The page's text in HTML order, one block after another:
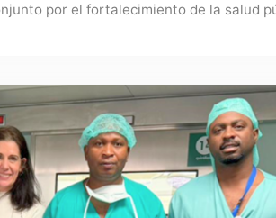
por el fortalecimiento de la salud